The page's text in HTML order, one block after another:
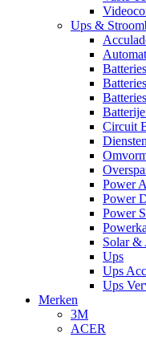
Ups &
Circuit
Power
Power
Power
Solar &
Ups
Ups
Ups
Merken
3M
ACER